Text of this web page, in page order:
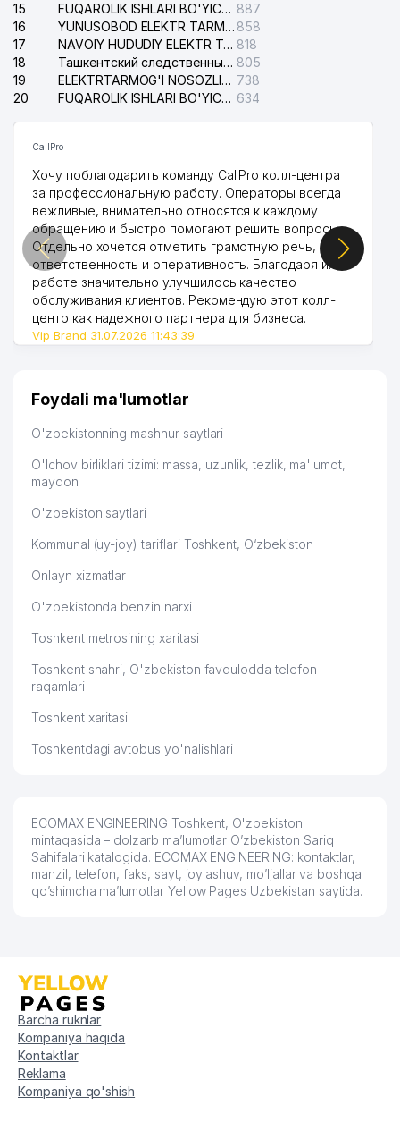
15
FUQAROLIK ISHLARI BO'YICHA YAKKASAROY TUMANLARARO SUDI 887
16
YUNUSOBOD ELEKTR TARMOG'I NOSOZLIKLARI XIZMATI 858
17
NAVOIY HUDUDIY ELEKTR TARMOQLARI KORXONASI AJ 818
18
Ташкентский следственный изолятор 805
19
ELEKTRTARMOG'I NOSOZLIKLARINI TO'ZATISH SERGELI XIZMATI 738
20
FUQAROLIK ISHLARI BO'YICHA UCH-TEPA TUMANI SUDI 634
CallPro
Хочу поблагодарить команду CallPro колл-центра
за профессиональную работу. Операторы всегда
вежливые, внимательно относятся к каждому
обращению и быстро помогают решить вопросы.
Отдельно хочется отметить грамотную речь,
ответственность и оперативность. Благодаря их
работе значительно улучшилось качество
обслуживания клиентов. Рекомендую этот колл-
центр как надежного партнера для бизнеса.
Vip Brand 31.07.2026 11:43:39
Foydali ma'lumotlar
O'zbekistonning mashhur saytlari
O'lchov birliklari tizimi: massa, uzunlik, tezlik, ma'lumot,
maydon
O'zbekiston saytlari
Kommunal (uy-joy) tariflari Toshkent, O‘zbekiston
Onlayn xizmatlar
O'zbekistonda benzin narxi
Toshkent metrosining xaritasi
Toshkent shahri, O'zbekiston favqulodda telefon
raqamlari
Toshkent xaritasi
Toshkentdagi avtobus yo'nalishlari
ECOMAX ENGINEERING Toshkent, O'zbekiston
mintaqasida – dolzarb ma’lumotlar O’zbekiston Sariq
Sahifalari katalogida. ECOMAX ENGINEERING: kontaktlar,
manzil, telefon, faks, sayt, joylashuv, mo’ljallar va boshqa
qo’shimcha ma’lumotlar Yellow Pages Uzbekistan saytida.
Barcha ruknlar
Kompaniya haqida
Kontaktlar
Reklama
Kompaniya qo'shish